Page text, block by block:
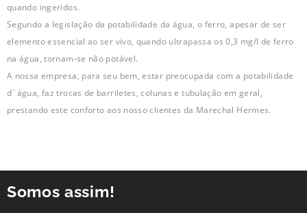
quando ingeridos.
Segundo a legislação da potabilidade da água, o ferro, apesar de ser
elemento essencial ao ser vivo, quando ultrapassa os 0,3 mg/l de ferro
na água, tornam-se não potável.
A nossa empresa, para seu bem, estar preocupada com a potabilidade
d´água, faz trocas de barriletes, colunas e tubulação em geral,
prestando este conforto aos nosso clientes da Marechal Hermes.
Somos assim!